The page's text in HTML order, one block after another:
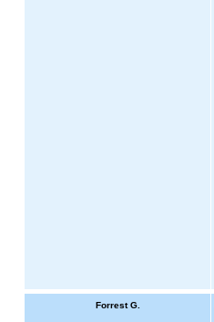
Forrest G.